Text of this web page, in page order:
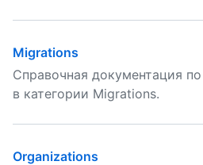
Migrations
Справочная документация
в категории Migrations.
Organizations